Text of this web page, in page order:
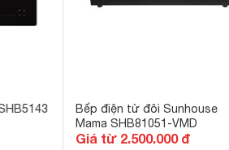
Bếp điện từ đôi Sunhouse
Mama SHB81051-VMD
Giá từ 2.500.000 đ